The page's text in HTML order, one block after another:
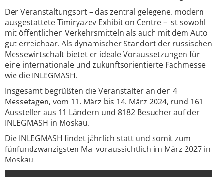
Der Veranstaltungsort – das zentral gelegene, modern
ausgestattete Timiryazev Exhibition Centre – ist sowohl
mit öffentlichen Verkehrsmitteln als auch mit dem Auto
gut erreichbar. Als dynamischer Standort der russischen
Messewirtschaft bietet er ideale Voraussetzungen für
eine internationale und zukunftsorientierte Fachmesse
wie die INLEGMASH.
Insgesamt begrüßten die Veranstalter an den 4
Messetagen, vom 11. März bis 14. März 2024, rund 161
Aussteller aus 11 Ländern und 8182 Besucher auf der
INLEGMASH in Moskau.
Die INLEGMASH findet jährlich statt und somit zum
fünfundzwanzigsten Mal voraussichtlich im März 2027 in
Moskau.